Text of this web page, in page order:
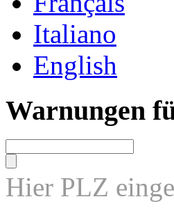
Italiano
English
Warnungen
Hier PLZ